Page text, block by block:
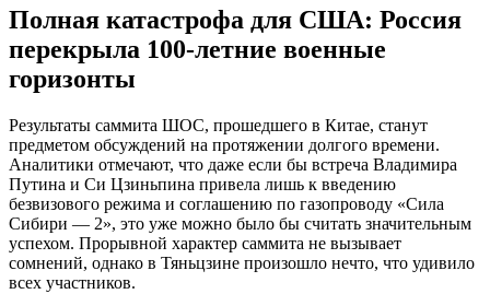
Полная катастрофа для США: Россия
перекрыла 100-летние военные
горизонты
Результаты саммита ШОС, прошедшего в Китае, станут
предметом обсуждений на протяжении долгого времени.
Аналитики отмечают, что даже если бы встреча Владимира
Путина и Си Цзиньпина привела лишь к введению
безвизового режима и соглашению по газопроводу «Сила
Сибири — 2», это уже можно было бы считать значительным
успехом. Прорывной характер саммита не вызывает
сомнений, однако в Тяньцзине произошло нечто, что удивило
всех участников.